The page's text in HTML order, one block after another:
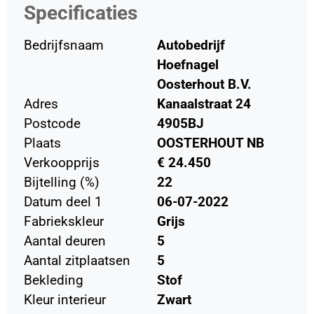
Specificaties
Bedrijfsnaam
Autobedrijf
Hoefnagel
Oosterhout B.V.
Adres
Kanaalstraat 24
Postcode
4905BJ
Plaats
OOSTERHOUT NB
Verkoopprijs
€ 24.450
Bijtelling (%)
22
Datum deel 1
06-07-2022
Fabriekskleur
Grijs
Aantal deuren
5
Aantal zitplaatsen
5
Bekleding
Stof
Kleur interieur
Zwart